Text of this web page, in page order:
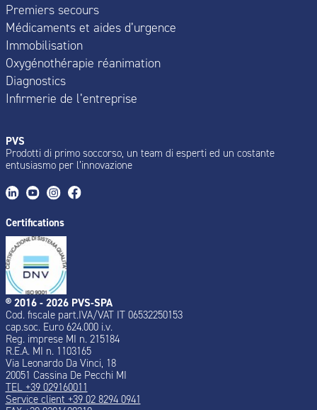
Premiers secours
Médicaments et aides d’urgence
Immobilisation
Oxygénothérapie réanimation
Diagnostics
Infirmerie de l’entreprise
PVS
Prodotti di primo soccorso, un team di esperti ed un costante
entusiasmo per l’innovazione
Certifications
® 2016 - 2026 PVS-SPA
Cod. fiscale part.IVA/VAT IT 06532250153
cap.soc. Euro 624.000 i.v.
Reg. imprese MI n. 215184
R.E.A. MI n. 1103165
Via Leonardo Da Vinci, 18
20051 Cassina De Pecchi MI
TEL +39 029160011
Service client +39 02 8294 0941